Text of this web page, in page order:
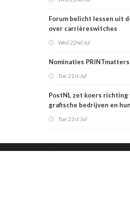
Forum belicht lessen uit
over carrièreswitches
Wed 22nd Jul
Nominaties
Tue 21st Jul
PostNL zet koers
grafische bedrijven en
Tue 21st Jul